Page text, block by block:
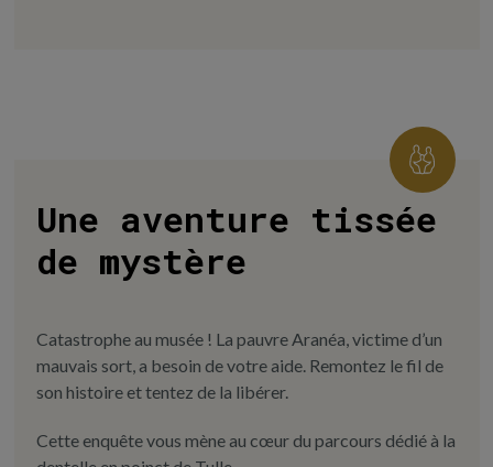
Une aventure tissée
de mystère
Catastrophe au musée ! La pauvre Aranéa, victime d’un
mauvais sort, a besoin de votre aide. Remontez le fil de
son histoire et tentez de la libérer.
Cette enquête vous mène au cœur du parcours dédié à la